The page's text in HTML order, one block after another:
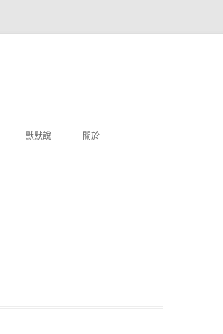
默默說 關於